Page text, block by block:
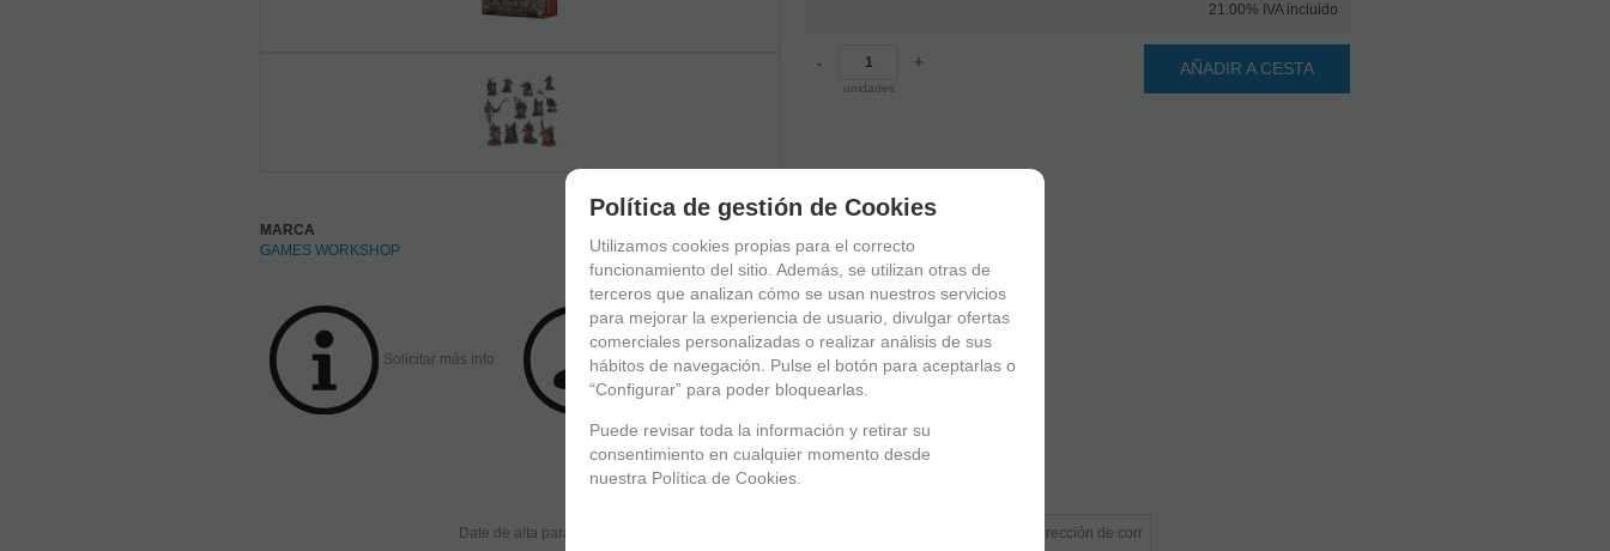
21.00% IVA incluido
-
unidades
+ AÑADIR A CESTA
MARCA
GAMES WORKSHOP
Solicitar más info Recomendar
Valorar
Entérate de lo último
Date de alta para estar al día de las novedades a través de nuestro boletín
Política de gestión de Cookies
Utilizamos cookies propias para el correcto
funcionamiento del sitio. Además, se utilizan otras de
terceros que analizan cómo se usan nuestros servicios
para mejorar la experiencia de usuario, divulgar ofertas
comerciales personalizadas o realizar análisis de sus
hábitos de navegación. Pulse el botón para aceptarlas o
“Configurar” para poder bloquearlas.
Puede revisar toda la información y retirar su
consentimiento en cualquier momento desde
nuestra Política de Cookies.